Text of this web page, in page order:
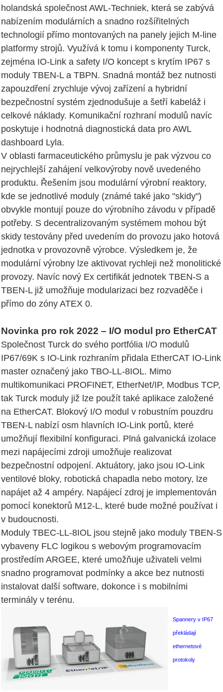
holandská společnost AWL-Techniek, která se zabývá
nabízením modulárních a snadno rozšířitelných
technologií přímo montovaných na panely jejich M-line
platformy strojů. Využívá k tomu i komponenty Turck,
zejména IO-Link a safety I/O koncept s krytím IP67 s
moduly TBEN-L a TBPN. Snadná montáž bez nutnosti
zapouzdření zrychluje vývoj zařízení a hybridní
bezpečnostní systém zjednodušuje a šetří kabeláž i
celkové náklady. Komunikační rozhraní modulů navíc
poskytuje i hodnotná diagnostická data pro AWL
dashboard Lyla.
V oblasti farmaceutického průmyslu je pak výzvou co
nejrychlejší zahájení velkovýroby nově uvedeného
produktu. Řešením jsou modulární výrobní reaktory,
kde se jednotlivé moduly (známé také jako "skidy")
obvykle montují pouze do výrobního závodu v případě
potřeby. S decentralizovaným systémem mohou být
skidy testovány před uvedením do provozu jako hotová
jednotka v provozovně výrobce. Výsledkem je, že
modulární výrobny lze aktivovat rychleji než monolitické
provozy. Navíc nový Ex certifikát jednotek TBEN-S a
TBEN-L již umožňuje modularizaci bez rozvaděče i
přímo do zóny ATEX 0.
Novinka pro rok 2022 – I/O modul pro EtherCAT
Společnost Turck do svého portfólia I/O modulů
IP67/69K s IO-Link rozhraním přidala EtherCAT IO-Link
master označený jako TBO-LL-8IOL. Mimo
multikomunikaci PROFINET, EtherNet/IP, Modbus TCP,
tak Turck moduly již lze použít také aplikace založené
na EtherCAT. Blokový I/O modul v robustním pouzdru
TBEN-L nabízí osm hlavních IO-Link portů, které
umožňují flexibilní konfiguraci. Plná galvanická izolace
mezi napájecími zdroji umožňuje realizovat
bezpečnostní odpojení. Aktuátory, jako jsou IO-Link
ventilové bloky, robotická chapadla nebo motory, lze
napájet až 4 ampéry. Napájecí zdroj je implementován
pomocí konektorů M12-L, které bude možné používat i
v budoucnosti.
Moduly TBEC-LL-8IOL jsou stejně jako moduly TBEN-S
vybaveny FLC logikou s webovým programovacím
prostředím ARGEE, které umožňuje uživateli velmi
snadno programovat podmínky a akce bez nutnosti
instalovat další software, dokonce i s mobilními
terminály v terénu.
Spannery v IP67
překládají
ethernetové
protokoly